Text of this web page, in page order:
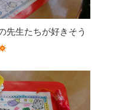
先生たちが好きそう